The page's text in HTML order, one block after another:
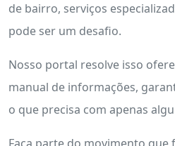
de bairro, serviços
pode ser um desafio.
Nosso portal resolve isso
manual de informações,
o que precisa com apenas